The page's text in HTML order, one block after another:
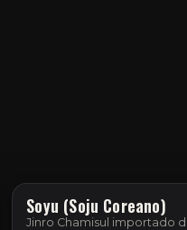
Soyu (Soju Coreano)
Jinro Chamisul importado